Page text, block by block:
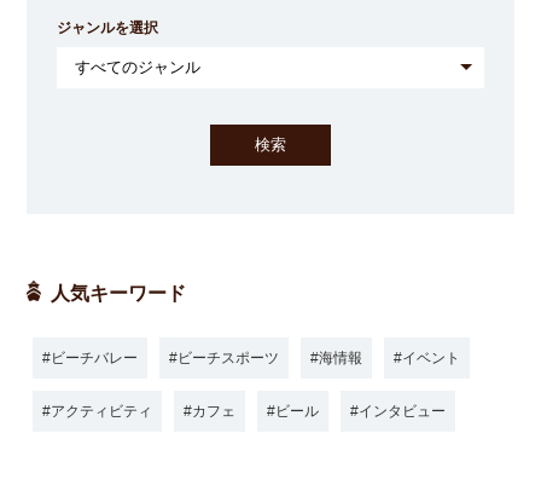
ジャンルを選択
人気キーワード
ビーチバレー ビーチスポーツ 海情報 イベント
アクティビティ カフェ ビール インタビュー